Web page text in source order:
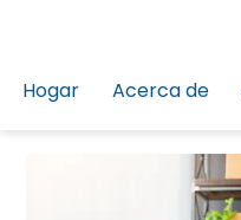
Hogar Acerca de